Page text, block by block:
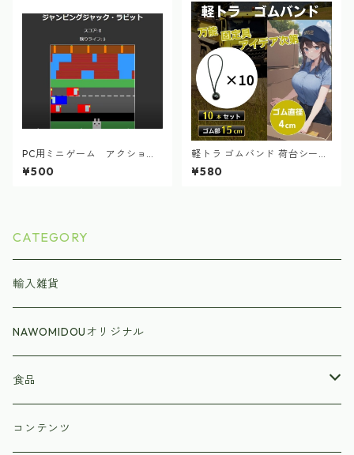
PC用ミニゲーム アクショ
ン ジャンピングジャックラ
ビット
¥500
軽トラ ゴムバンド 荷台シート
ゴム紐 ハトメ 15cm ブラッ
ク 10本
¥580
CATEGORY
輸入雑貨
NAWOMIDOUオリジナル
食品
ラーメン
コンテンツ